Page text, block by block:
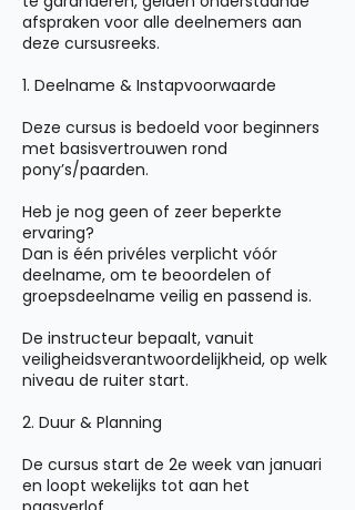
afspraken voor alle deelnemers aan
deze cursusreeks.
1. Deelname & Instapvoorwaarde
Deze cursus is bedoeld voor beginners
met basisvertrouwen rond
pony’s/paarden.
Heb je nog geen of zeer beperkte
ervaring?
Dan is één privéles verplicht vóór
deelname, om te beoordelen of
groepsdeelname veilig en passend is.
De instructeur bepaalt, vanuit
veiligheidsverantwoordelijkheid, op welk
niveau de ruiter start.
2. Duur & Planning
De cursus start de 2e week van januari
en loopt wekelijks tot aan het